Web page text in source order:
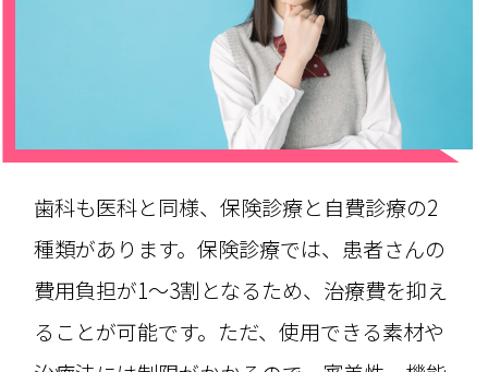
歯科も医科と同様、保険診療と自費診療の2
種類があります。保険診療では、患者さんの
費用負担が1～3割となるため、治療費を抑え
ることが可能です。ただ、使用できる素材や